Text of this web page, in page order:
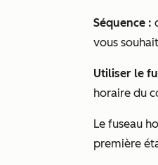
Séquence :
vous
Utiliser le
horaire du
Le fuseau
première